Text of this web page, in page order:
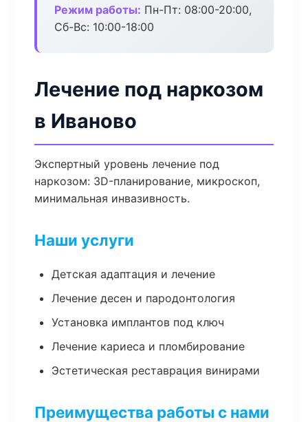
Режим работы: Пн-Пт: 08:00-20:00,
Сб-Вс: 10:00-18:00
Лечение под наркозом
в Иваново
Экспертный уровень лечение под
наркозом: 3D-планирование, микроскоп,
минимальная инвазивность.
Наши услуги
Детская адаптация и лечение
Лечение десен и пародонтология
Установка имплантов под ключ
Лечение кариеса и пломбирование
Эстетическая реставрация винирами
Преимущества работы с нами